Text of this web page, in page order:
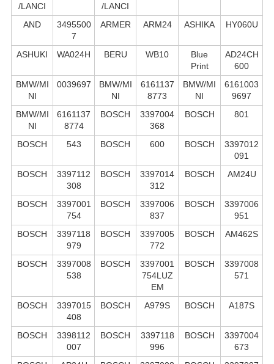
/LANCI
/LANCI
AND
3495500
7
ARMER ARM24 ASHIKA HY060U
ASHUKI WA024H BERU WB10
Blue
Print
AD24CH
600
BMW/MI
NI
0039697
BMW/MI
NI
6161137
8773
BMW/MI
NI
6161003
9697
BMW/MI
NI
6161137
8774
BOSCH
3397004
368
BOSCH 801
BOSCH 543 BOSCH 600 BOSCH
3397012
091
BOSCH
3397112
308
BOSCH
3397014
312
BOSCH AM24U
BOSCH
3397001
754
BOSCH
3397006
837
BOSCH
3397006
951
BOSCH
3397118
979
BOSCH
3397005
772
BOSCH AM462S
BOSCH
3397008
538
BOSCH
3397001
754LUZ
EM
BOSCH
3397008
571
BOSCH
3397015
408
BOSCH A979S BOSCH A187S
BOSCH
3398112
007
BOSCH
3397118
996
BOSCH
3397004
673